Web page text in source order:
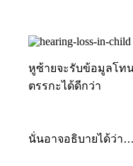
หูซ้ายจะรับข้อมูลโท
ตรรกะได้ดีกว่า
นั่นอาจอธิบายได้ว่า…